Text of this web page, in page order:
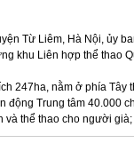
Từ Liêm, Hà Nội, ủy
khu Liên hợp thể thao
247ha, nằm ở phía
động Trung tâm 40.000
và thể thao cho người